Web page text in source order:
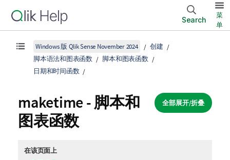
Search
菜
单
Windows 版 Qlik Sense November 2024
创建
脚本语法和图表函数
脚本和图表函数
日期和时间函数
全部展开/折叠
maketime - 脚本和
图表函数
在该页面上